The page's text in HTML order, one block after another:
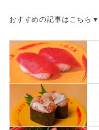
おすすめの記事はこちら▼